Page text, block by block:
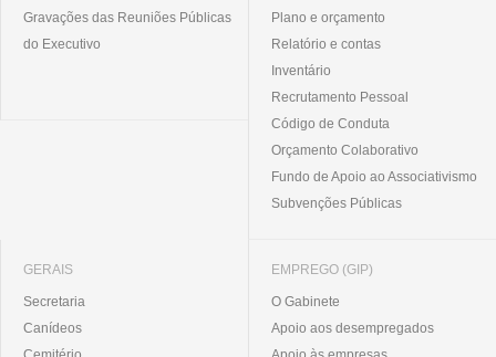
Gravações das Reuniões Públicas
do Executivo
Plano e orçamento
Relatório e contas
Inventário
Recrutamento Pessoal
Código de Conduta
Orçamento Colaborativo
Fundo de Apoio ao Associativismo
Subvenções Públicas
GERAIS
Secretaria
Canídeos
EMPREGO (GIP)
O Gabinete
Apoio aos desempregados